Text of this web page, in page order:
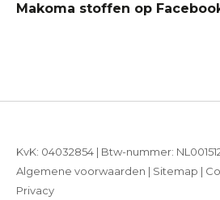
Makoma stoffen op
KvK: 04032854 | Btw-nummer:
Algemene voorwaarden | Sitemap |
Privacy